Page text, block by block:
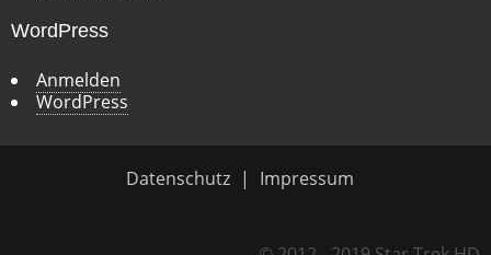
WordPress
Anmelden
WordPress
Datenschutz Impressum